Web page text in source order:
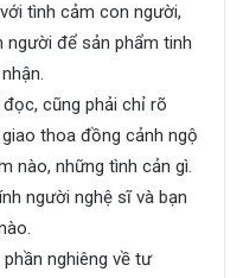
tình cảm con người,
để sản phẩm tinh
cũng phải chỉ rõ
thoa đồng cảnh ngộ
nào, những tình cản gì.
người nghệ sĩ và bạn
nghiêng về tư